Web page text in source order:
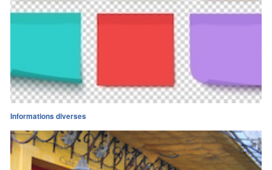
Informations diverses